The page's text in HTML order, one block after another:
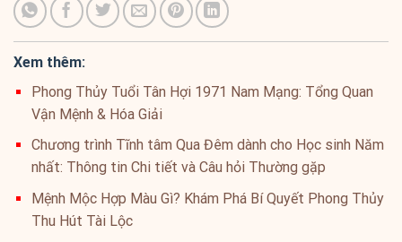
Xem thêm:
Phong Thủy Tuổi Tân Hợi 1971 Nam Mạng: Tổng Quan
Vận Mệnh & Hóa Giải
Chương trình Tĩnh tâm Qua Đêm dành cho Học sinh Năm
nhất: Thông tin Chi tiết và Câu hỏi Thường gặp
Mệnh Mộc Hợp Màu Gì? Khám Phá Bí Quyết Phong Thủy
Thu Hút Tài Lộc